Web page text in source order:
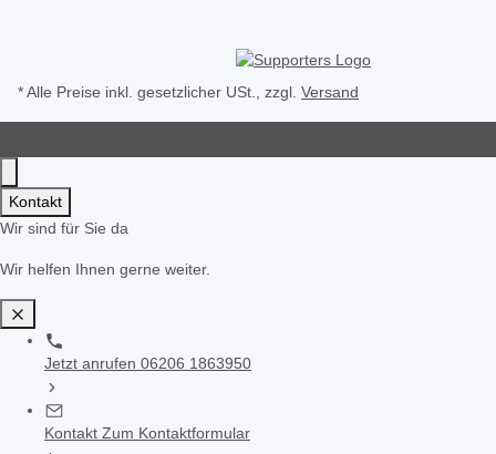
* Alle Preise inkl. gesetzlicher USt., zzgl. Versand
Kontakt
Wir sind für Sie da
Wir helfen Ihnen gerne weiter.
Jetzt anrufen 06206 1863950
Kontakt Zum Kontaktformular